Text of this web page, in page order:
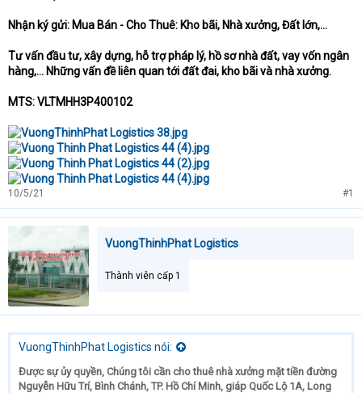
Nhận ký gửi: Mua Bán - Cho Thuê: Kho bãi, Nhà xưởng, Đất lớn,...
Tư vấn đầu tư, xây dựng, hỗ trợ pháp lý, hồ sơ nhà đất, vay vốn ngân
hàng,... Những vấn đề liên quan tới đất đai, kho bãi và nhà xưởng.
MTS: VLTMHH3P400102
10/5/21 #1
VuongThinhPhat Logistics
Thành viên cấp 1
VuongThinhPhat Logistics nói:
Được sự ủy quyền, Chúng tôi cần cho thuê nhà xưởng mặt tiền đường
Nguyễn Hữu Trí, Bình Chánh, TP. Hồ Chí Minh, giáp Quốc Lộ 1A, Long